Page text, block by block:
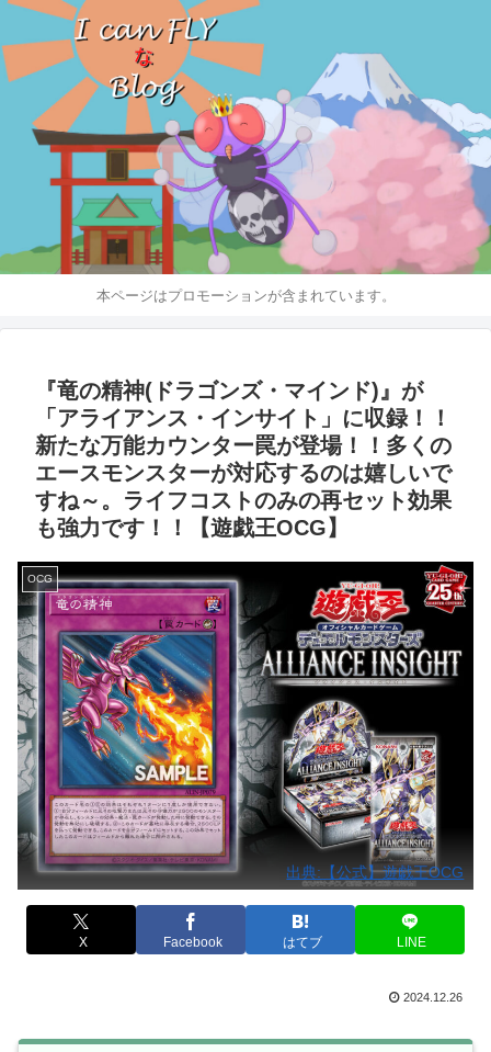
本ページはプロモーションが含まれています。
『竜の精神(ドラゴンズ・マインド)』が
「アライアンス・インサイト」に収録！！
新たな万能カウンター罠が登場！！多くの
エースモンスターが対応するのは嬉しいで
すね～。ライフコストのみの再セット効果
も強力です！！【遊戯王OCG】
OCG
出典:【公式】遊戯王OCG
X Facebook はてブ LINE
2024.12.26